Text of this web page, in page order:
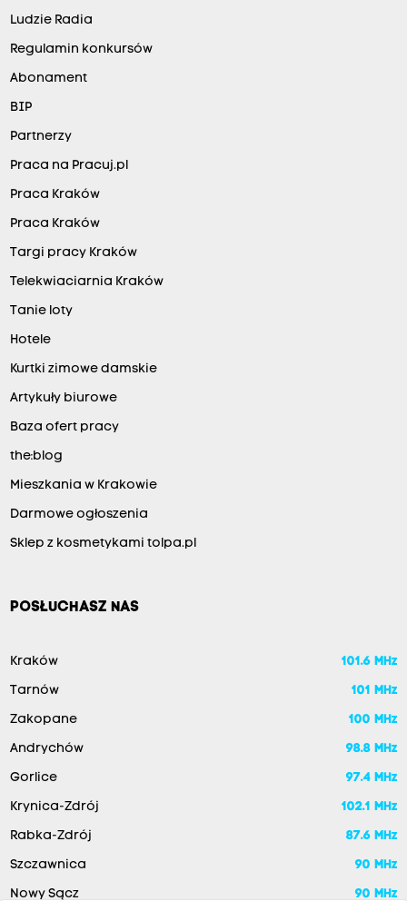
Ludzie Radia
Regulamin konkursów
Abonament
BIP
Partnerzy
Praca na Pracuj.pl
Praca Kraków
Praca Kraków
Targi pracy Kraków
Telekwiaciarnia Kraków
Tanie loty
Hotele
Kurtki zimowe damskie
Artykuły biurowe
Baza ofert pracy
the:blog
Mieszkania w Krakowie
Darmowe ogłoszenia
Sklep z kosmetykami tolpa.pl
POSŁUCHASZ NAS
Kraków 101.6 MHz
Tarnów 101 MHz
Zakopane 100 MHz
Andrychów 98.8 MHz
Gorlice 97.4 MHz
Krynica-Zdrój 102.1 MHz
Rabka-Zdrój 87.6 MHz
Szczawnica 90 MHz
Nowy Sącz 90 MHz